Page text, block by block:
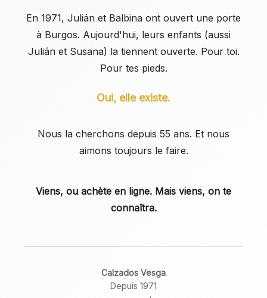
En 1971, Julián et Balbina ont ouvert une porte
à Burgos. Aujourd'hui, leurs enfants (aussi
Julián et Susana) la tiennent ouverte. Pour toi.
Pour tes pieds.
Oui, elle existe.
Nous la cherchons depuis 55 ans. Et nous
aimons toujours le faire.
Viens, ou achète en ligne. Mais viens, on te
connaîtra.
Calzados Vesga
Depuis 1971